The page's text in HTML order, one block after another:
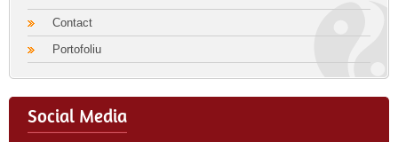
Contact
Portofoliu
Social Media